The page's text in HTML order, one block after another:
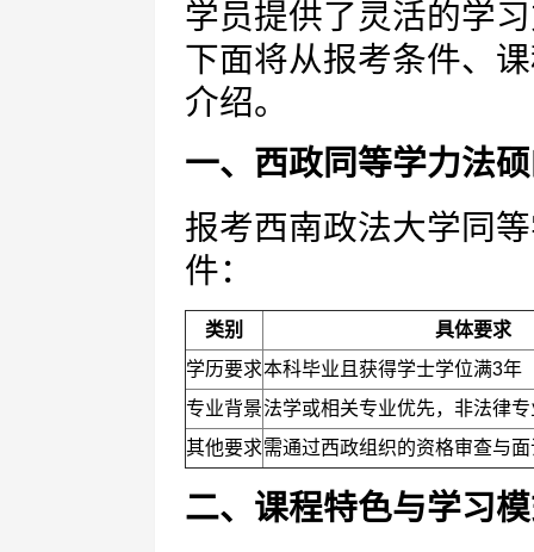
学员提供了灵活的学
下面将从报考条件、
介绍。
一、西政同等学力法
报考西南政法大学同
件：
类别
具体要求
学历要求本科毕业且获得学士学位满3年
专业背景法学或相关专业优先，非法律
其他要求需通过西政组织的资格审查与面
二、课程特色与学习